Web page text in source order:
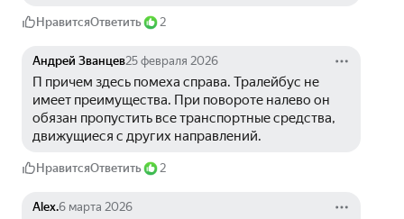
НравитсяОтветить 2
Андрей Званцев25 февраля 2026
П причем здесь помеха справа. Тралейбус не
имеет преимущества. При повороте налево он
обязан пропустить все транспортные средства,
движущиеся с других направлений.
НравитсяОтветить 2
Alex.6 марта 2026